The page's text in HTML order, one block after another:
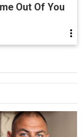
Out Of You